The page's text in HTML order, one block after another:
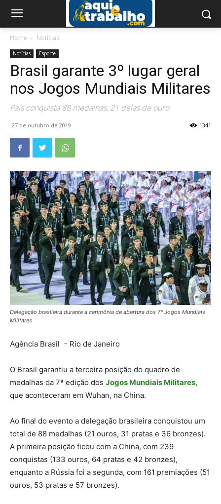
Home Notícias
Notícias Esporte
Brasil garante 3º lugar geral
nos Jogos Mundiais Militares
País conquista 88 medalhas, 21 delas de ouro
27 de outubro de 2019 1341
Delegação brasileira durante a cerimônia de abertura dos 7º Jogos Mundiais
Militares
Agência Brasil – Rio de Janeiro
O Brasil garantiu a terceira posição do quadro de
medalhas da 7ª edição dos Jogos Mundiais Militares,
que aconteceram em Wuhan, na China.
Ao final do evento a delegação brasileira conquistou um
total de 88 medalhas (21 ouros, 31 pratas e 36 bronzes).
A primeira posição ficou com a China, com 239
conquistas (133 ouros, 64 pratas e 42 bronzes),
enquanto a Rússia foi a segunda, com 161 premiações (51
ouros, 53 pratas e 57 bronzes).